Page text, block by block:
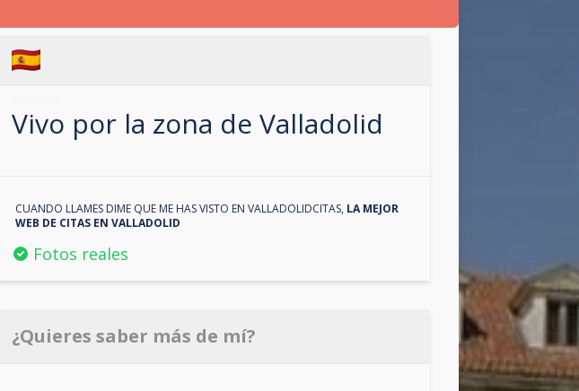
Vivo por la zona de Valladolid
CUANDO LLAMES DIME QUE ME HAS VISTO EN VALLADOLIDCITAS, LA MEJOR
WEB DE CITAS EN VALLADOLID
Fotos reales
¿Quieres saber más de mí?